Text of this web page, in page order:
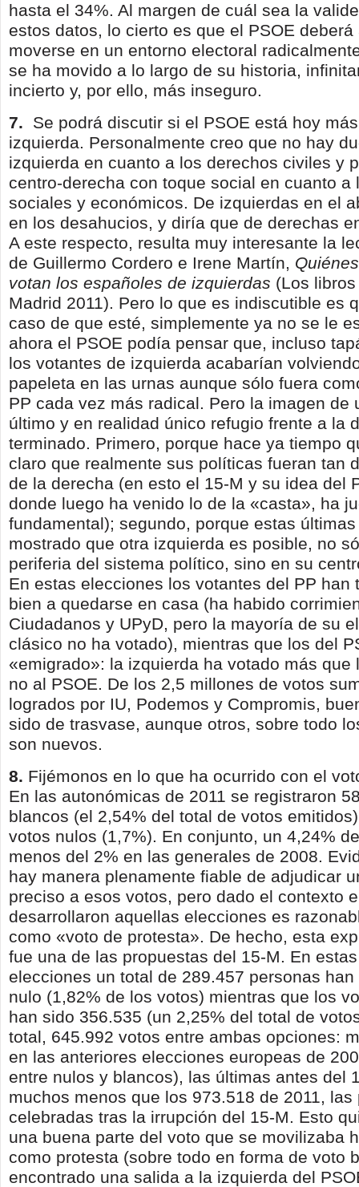
hasta el 34%. Al margen de cuál sea la
estos datos, lo cierto es que el PSOE deberá
moverse en un entorno electoral
se ha movido a lo largo de su historia,
incierto y, por ello, más inseguro.
7.
Se podrá discutir si el PSOE está hoy
izquierda. Personalmente creo que no hay
izquierda en cuanto a los derechos civiles y
centro-derecha con toque social en cuanto a
sociales y económicos. De izquierdas en el
en los desahucios, y diría que de derechas
A este respecto, resulta muy interesante la
de Guillermo Cordero e Irene Martín, Quié
votan los españoles de izquierdas (Los
Madrid 2011). Pero lo que es indiscutible es
caso de que esté, simplemente ya no se le
ahora el PSOE podía pensar que, incluso
los votantes de izquierda acabarían
papeleta en las urnas aunque sólo fuera
PP cada vez más radical. Pero la ima­gen de
último y en realidad único refugio frente a la
terminado. Primero, porque hace ya tiempo
claro que realmente sus políticas fueran tan
de la derecha (en esto el 15-M y su idea del
donde luego ha venido lo de la «casta», ha
fundamental); segundo, porque estas
mostrado que otra izquierda es posible, no
periferia del sistema político, sino en su
En estas elecciones los votantes del PP han
bien a quedarse en casa (ha habido
Ciudadanos y UPyD, pero la mayoría de su
clásico no ha votado), mientras que los del
«emigrado»: la izquierda ha votado más que
no al PSOE. De los 2,5 millones de votos
logrados por IU, Podemos y Compromis,
sido de trasvase, aunque otros, so­bre todo
son nuevos.
8. Fijémonos en lo que ha ocurrido con el
En las autonómicas de 2011 se registraron
blancos (el 2,54% del total de votos
votos nulos (1,7%). En conjunto, un 4,24%
menos del 2% en las generales de 2008.
hay manera plenamente fiable de ad­judicar
preciso a esos votos, pero dado el contexto
desarrollaron aquellas elecciones es
como «voto de protesta». De hecho, esta
fue una de las propues­tas del 15-M. En
elecciones un total de 289.457 personas
nulo (1,82% de los votos) mientras que los
han sido 356.535 (un 2,25% del total de
total, 645.992 votos entre ambas opciones:
en las anteriores elecciones europeas de
entre nulos y blancos), las últimas antes del
muchos menos que los 973.518 de 2011, las
celebradas tras la irrupción del 15-M. Esto
una buena parte del voto que se movilizaba
como protes­ta (sobre todo en forma de voto
encontrado una salida a la izquierda del